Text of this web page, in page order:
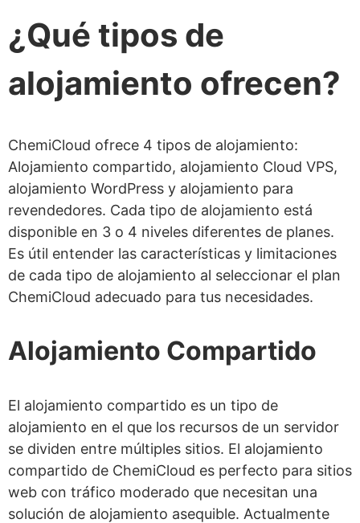
ChemiCloud?
¿Obtengo migración gratuita de sitios
web?
dinero de ChemiCloud?
Cómo cancelar una suscripción
de ChemiCloud
Cómo obtener un reembolso
¿Puedo obtener acceso root con
ChemiCloud?
¿Se admite Node.js?
¿Se incluye un certificado SSL
gratuito?
¿Obtengo copias de seguridad
gratuitas del sitio web?
¿Qué tipos de
alojamiento ofrecen?
ChemiCloud ofrece 4 tipos de alojamiento:
Alojamiento compartido, alojamiento Cloud VPS,
alojamiento WordPress y alojamiento para
revendedores. Cada tipo de alojamiento está
disponible en 3 o 4 niveles diferentes de planes.
Es útil entender las características y limitaciones
de cada tipo de alojamiento al seleccionar el plan
ChemiCloud adecuado para tus necesidades.
Alojamiento Compartido
El alojamiento compartido es un tipo de
alojamiento en el que los recursos de un servidor
se dividen entre múltiples sitios. El alojamiento
compartido de ChemiCloud es perfecto para sitios
web con tráfico moderado que necesitan una
solución de alojamiento asequible. Actualmente